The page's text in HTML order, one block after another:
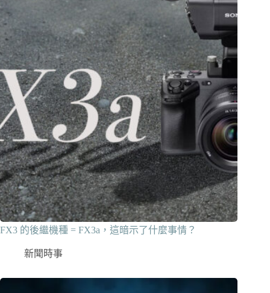
FX3 的後繼機種 = FX3a，這暗示了什麼事情？
新聞時事